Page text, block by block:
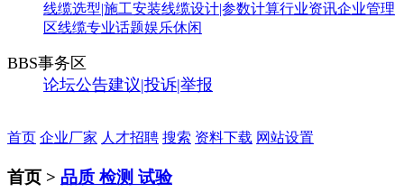
线缆选型|施工安装线缆设计|参数计算行业资讯企业管理
区线缆专业话题娱乐休闲
BBS事务区
论坛公告建议|投诉|举报
首页 企业厂家 人才招聘 搜索 资料下载 网站设置
首页 > 品质 检测 试验